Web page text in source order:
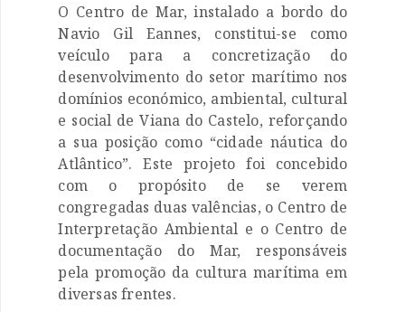
O Centro de Mar, instalado a bordo do
Navio Gil Eannes, constitui-se como
veículo para a concretização do
desenvolvimento do setor marítimo nos
domínios económico, ambiental, cultural
e social de Viana do Castelo, reforçando
a sua posição como “cidade náutica do
Atlântico”. Este projeto foi concebido
com o propósito de se verem
congregadas duas valências, o Centro de
Interpretação Ambiental e o Centro de
documentação do Mar, responsáveis
pela promoção da cultura marítima em
diversas frentes.